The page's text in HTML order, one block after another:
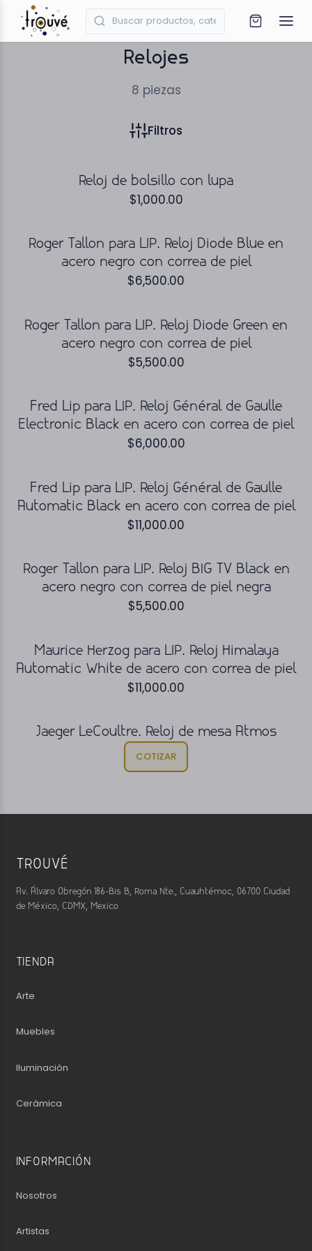
Relojes
8 piezas
Filtros
Reloj de bolsillo con lupa
$1,000.00
Roger Tallon para LIP. Reloj Diode Blue en
acero negro con correa de piel
$6,500.00
Roger Tallon para LIP. Reloj Diode Green en
acero negro con correa de piel
$5,500.00
Fred Lip para LIP. Reloj Général de Gaulle
Electronic Black en acero con correa de piel
$6,000.00
Fred Lip para LIP. Reloj Général de Gaulle
Automatic Black en acero con correa de piel
$11,000.00
Roger Tallon para LIP. Reloj BIG TV Black en
acero negro con correa de piel negra
$5,500.00
Maurice Herzog para LIP. Reloj Himalaya
Automatic White de acero con correa de piel
$11,000.00
Jaeger LeCoultre. Reloj de mesa Atmos
COTIZAR
TROUVÉ
Av. Álvaro Obregón 186-Bis B, Roma Nte., Cuauhtémoc, 06700 Ciudad
de México, CDMX, Mexico
TIENDA
Arte
Muebles
Iluminación
Cerámica
INFORMACIÓN
Nosotros
Artistas